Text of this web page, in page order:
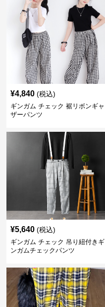
¥4,840 (税込)
ギンガム チェック 裾リボンギャ
ザーパンツ
¥5,640 (税込)
ギンガム チェック 吊り紐付きギ
ンガムチェックパンツ